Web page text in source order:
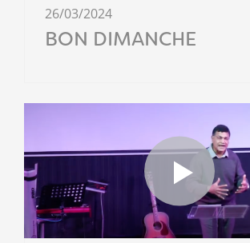
26/03/2024
BON DIMANCHE